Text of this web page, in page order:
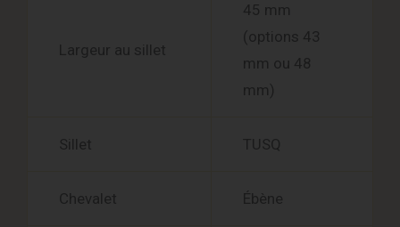
Largeur au sillet
45 mm
(options 43
mm ou 48
mm)
Sillet TUSQ
Chevalet Ébène